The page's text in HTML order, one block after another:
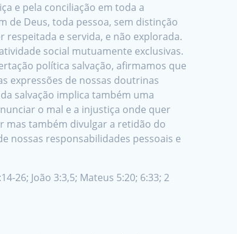
e pela conciliação em toda a
de Deus, toda pessoa, sem distinção
respeitada e servida, e não explorada.
social mutuamente exclusivas.
política salvação, afirmamos que
expressões de nossas doutrinas
salvação implica também uma
o mal e a injustiça onde quer
mas também divulgar a retidão do
nossas responsabilidades pessoais e
26; João 3:3,5; Mateus 5:20; 6:33; 2